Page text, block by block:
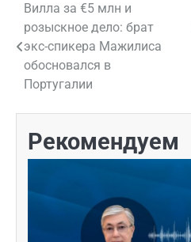
Навигация
по
записям
Вилла за €5 млн и
розыскное дело: брат
экс-спикера Мажилиса
обосновался в
Португалии
Рекомендуем